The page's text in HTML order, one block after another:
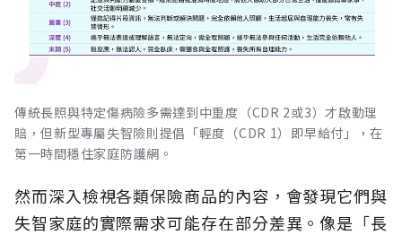
傳統長照與特定傷病險多需達到中重度（CDR 2或3）才啟動理
賠，但新型專屬失智險則提倡「輕度（CDR 1）即早給付」，在
第一時間穩住家庭防護網。
然而深入檢視各類保險商品的內容，會發現它們與
失智家庭的實際需求可能存在部分差異。像是「長